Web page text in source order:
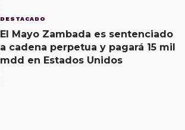
DESTACADO
El Mayo Zambada es sentenciado
a cadena perpetua y pagará 15 mil
mdd en Estados Unidos